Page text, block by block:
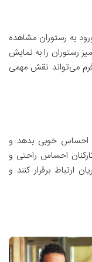
به رستوران مشاهده
رستوران را به نمایش
می‌تواند نقش مهمی
احساس خوبی بدهد و
احساس راحتی و
ارتباط برقرار کنند و